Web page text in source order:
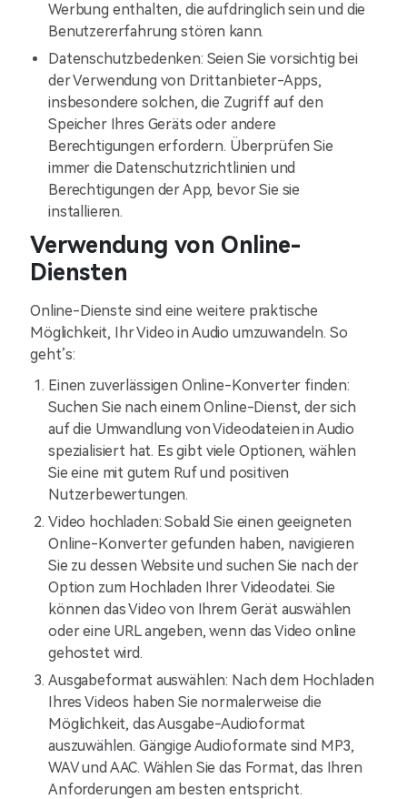
Werbung enthalten, die aufdringlich sein und die
Benutzererfahrung stören kann.
Datenschutzbedenken: Seien Sie vorsichtig bei
der Verwendung von Drittanbieter-Apps,
insbesondere solchen, die Zugriff auf den
Speicher Ihres Geräts oder andere
Berechtigungen erfordern. Überprüfen Sie
immer die Datenschutzrichtlinien und
Berechtigungen der App, bevor Sie sie
installieren.
Verwendung von Online-
Diensten
Online-Dienste sind eine weitere praktische
Möglichkeit, Ihr Video in Audio umzuwandeln. So
geht’s:
Einen zuverlässigen Online-Konverter finden:
Suchen Sie nach einem Online-Dienst, der sich
auf die Umwandlung von Videodateien in Audio
spezialisiert hat. Es gibt viele Optionen, wählen
Sie eine mit gutem Ruf und positiven
Nutzerbewertungen.
Video hochladen: Sobald Sie einen geeigneten
Online-Konverter gefunden haben, navigieren
Sie zu dessen Website und suchen Sie nach der
Option zum Hochladen Ihrer Videodatei. Sie
können das Video von Ihrem Gerät auswählen
oder eine URL angeben, wenn das Video online
gehostet wird.
Ausgabeformat auswählen: Nach dem Hochladen
Ihres Videos haben Sie normalerweise die
Möglichkeit, das Ausgabe-Audioformat
auszuwählen. Gängige Audioformate sind MP3,
WAV und AAC. Wählen Sie das Format, das Ihren
Anforderungen am besten entspricht.